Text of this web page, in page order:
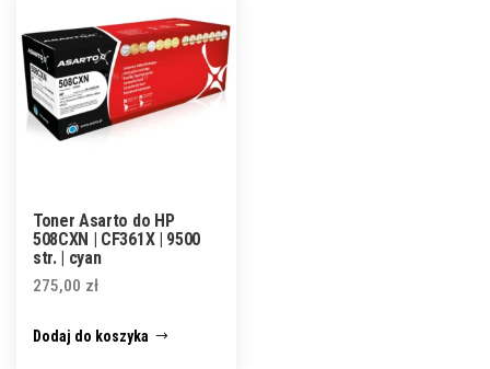
Toner Asarto do HP
508CXN | CF361X | 9500
str. | cyan
275,00 zł
Dodaj do koszyka